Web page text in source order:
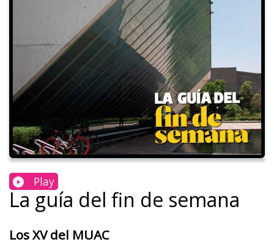
Play
La guía del fin de semana
Los XV del MUAC